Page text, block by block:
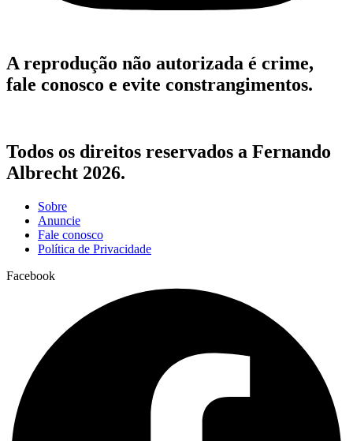
A reprodução não autorizada é crime,
fale conosco e evite constrangimentos.
Todos os direitos reservados a Fernando
Albrecht 2026.
Sobre
Anuncie
Fale conosco
Política de Privacidade
Facebook